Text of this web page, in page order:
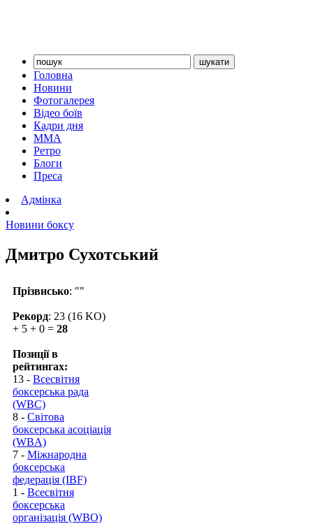
Головна
Новини
Фотогалерея
Відео боїв
Кадри дня
ММА
Ретро
Блоги
Преса
Адмінка
Новини боксу
Дмитро Сухотський
Прізвисько: ""
Рекорд: 23 (16 KO)
+ 5 + 0 = 28
Позиції в
рейтингах:
13 - Всесвітня
боксерська рада
(WBC)
8 - Світова
боксерська асоціація
(WBA)
7 - Міжнародна
боксерська
федерація (IBF)
1 - Всесвітня
боксерська
організація (WBO)